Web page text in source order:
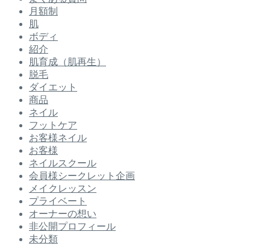
月額制
肌
ボディ
紹介
肌育成（肌再生）
脱毛
ダイエット
商品
ネイル
フットケア
お客様ネイル
お客様
ネイルスクール
会員様シークレット企画
メイクレッスン
プライベート
オーナーの想い
非公開プロフィール
未分類